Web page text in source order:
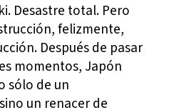
Desastre total. Pero
felizmente,
Después de pasar
momentos, Japón
sólo de un
un renacer de